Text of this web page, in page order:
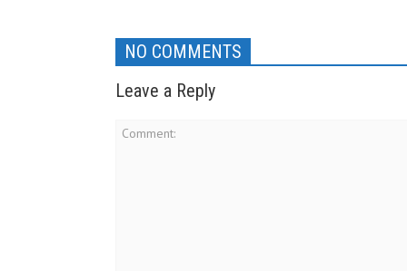
NO COMMENTS
Leave a Reply